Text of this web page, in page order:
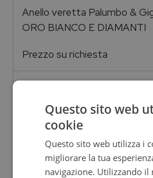
Anello veretta Palumbo &
ORO BIANCO E DIAMANTI
Prezzo su richiesta
Questo sito web
cookie
Questo sito web utilizza i
migliorare la tua
navigazione. Utilizzando